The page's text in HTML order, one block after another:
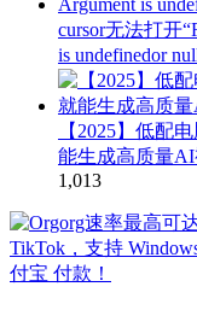
cursor无法打开
is undefinedor
【2025】低配
能生成高质量AI
1,013